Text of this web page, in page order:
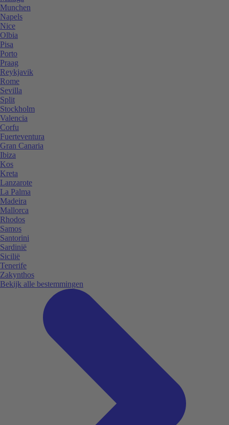
Munchen
Napels
Nice
Olbia
Pisa
Porto
Praag
Reykjavik
Rome
Sevilla
Split
Stockholm
Valencia
Corfu
Fuerteventura
Gran Canaria
Ibiza
Kos
Kreta
Lanzarote
La Palma
Madeira
Mallorca
Rhodos
Samos
Santorini
Sardinië
Sicilië
Tenerife
Zakynthos
Bekijk alle bestemmingen